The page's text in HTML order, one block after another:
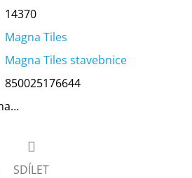
14370
Magna Tiles
Magna Tiles stavebnice
850025176644
SDÍLET